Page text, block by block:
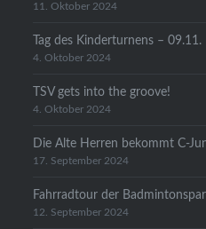
11. Oktober 2024
Tag des Kinderturnens – 09.11.
4. Oktober 2024
TSV gets into the groove!
4. Oktober 2024
Die Alte Herren bekommt C-
17. September 2024
Fahrradtour der
12. September 2024